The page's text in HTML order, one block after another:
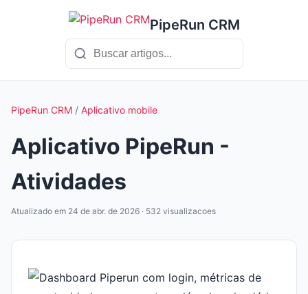
PipeRun CRM
PipeRun CRM / Aplicativo mobile
Aplicativo PipeRun -
Atividades
Atualizado em 24 de abr. de 2026 · 532 visualizacoes